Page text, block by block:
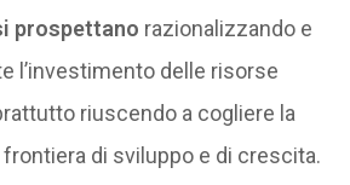
prospettano razionalizzando e
l’investimento delle risorse
riuscendo a cogliere la
di sviluppo e di crescita.